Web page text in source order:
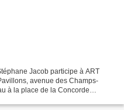
Jacob participe à ART
avenue des Champs-
à la place de la Concorde